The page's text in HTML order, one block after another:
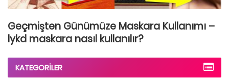
Geçmişten Günümüze Maskara Kullanımı –
lykd maskara nasıl kullanılır?
KATEGORILER